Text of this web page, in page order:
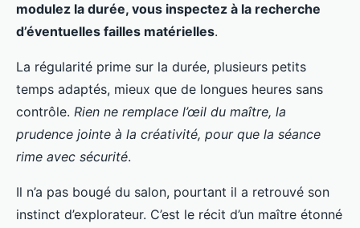
modulez la durée, vous inspectez à la recherche
d’éventuelles failles matérielles.
La régularité prime sur la durée, plusieurs petits
temps adaptés, mieux que de longues heures sans
contrôle. Rien ne remplace l’œil du maître, la
prudence jointe à la créativité, pour que la séance
rime avec sécurité.
Il n’a pas bougé du salon, pourtant il a retrouvé son
instinct d’explorateur. C’est le récit d’un maître étonné